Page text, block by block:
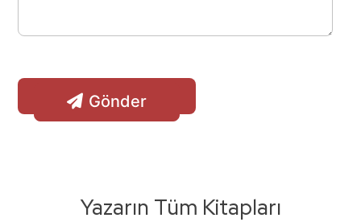
Gönder
Yazarın Tüm Kitapları